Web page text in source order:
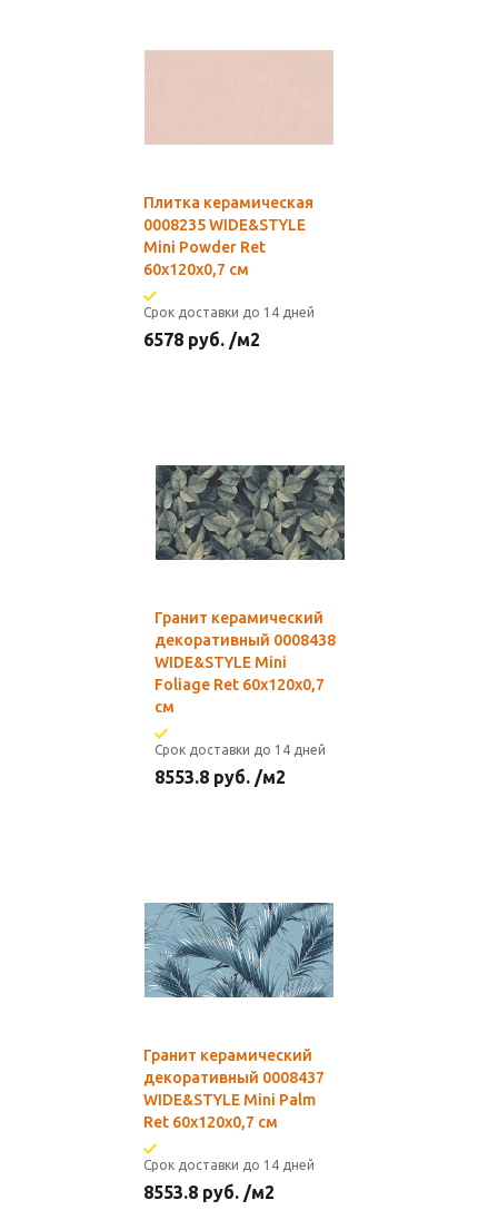
Плитка керамическая
0008235 WIDE&STYLE
Mini Powder Ret
60x120x0,7 см
Срок доставки до 14 дней
6578 руб. /м2
Гранит керамический
декоративный 0008438
WIDE&STYLE Mini
Foliage Ret 60x120x0,7
см
Срок доставки до 14 дней
8553.8 руб. /м2
Гранит керамический
декоративный 0008437
WIDE&STYLE Mini Palm
Ret 60x120x0,7 см
Срок доставки до 14 дней
8553.8 руб. /м2